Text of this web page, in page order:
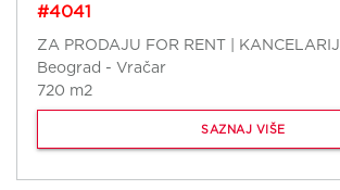
#4041
ZA PRODAJU FOR RENT |
Beograd - Vračar
720 m2
SAZNAJ VIŠE